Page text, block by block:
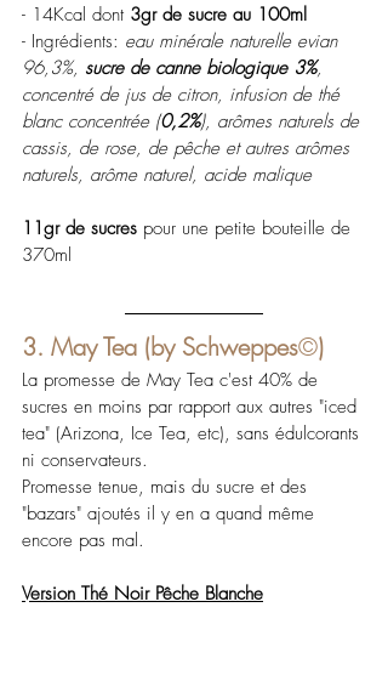
- 14Kcal dont 3gr de sucre au 100ml
- Ingrédients: eau minérale naturelle evian
96,3%, sucre de canne biologique 3%,
concentré de jus de citron, infusion de thé
blanc concentrée (0,2%), arômes naturels de
cassis, de rose, de pêche et autres arômes
naturels, arôme naturel, acide malique
11gr de sucres pour une petite bouteille de
370ml
3. May Tea (by Schweppes©)
La promesse de May Tea c'est 40% de
sucres en moins par rapport aux autres "iced
tea" (Arizona, Ice Tea, etc), sans édulcorants
ni conservateurs.
Promesse tenue, mais du sucre et des
"bazars" ajoutés il y en a quand même
encore pas mal.
Version Thé Noir Pêche Blanche